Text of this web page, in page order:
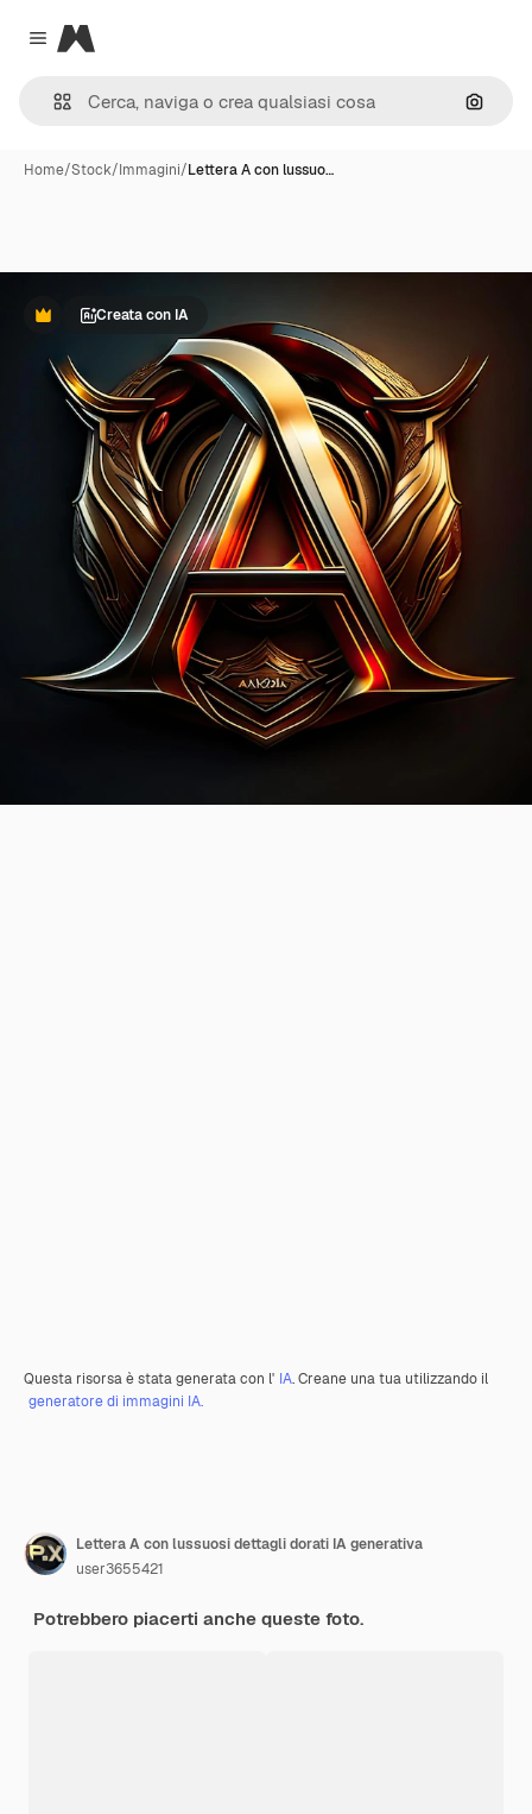
Close menu
Magnific
Cerca
Home/Stock/Immagini/Lettera A con lussuo…
PremiumCreata con IA
Questa risorsa è stata generata con l' IA. Creane una tua utilizzando il
generatore di immagini IA.
Lettera A con lussuosi dettagli dorati IA generativa
user3655421
Potrebbero piacerti anche queste foto.